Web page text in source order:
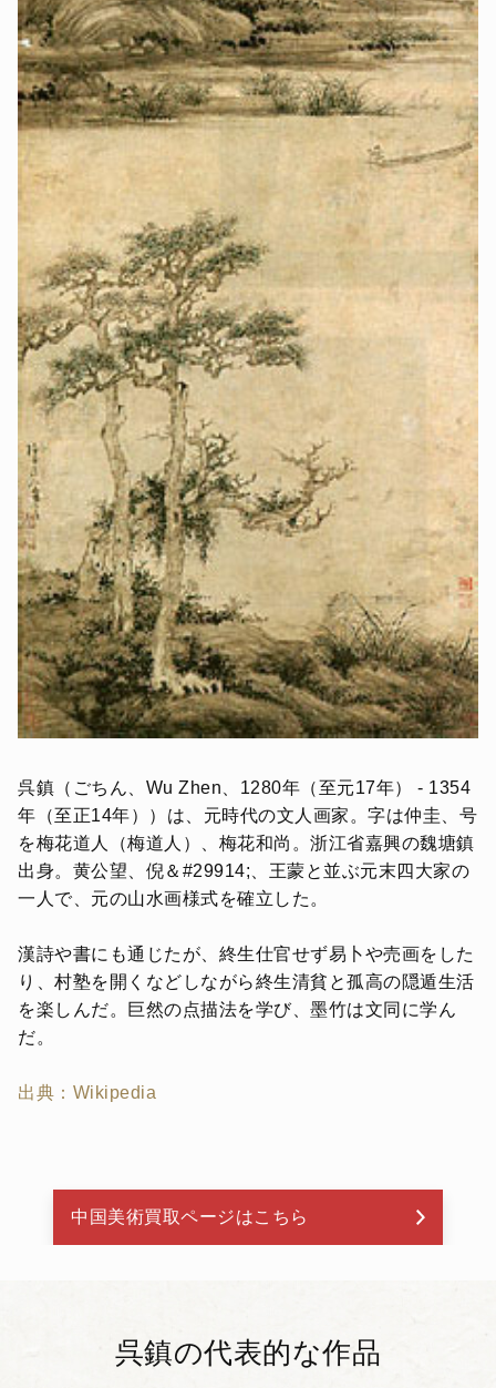
呉鎮（ごちん、Wu Zhen、1280年（至元17年） - 1354
年（至正14年））は、元時代の文人画家。字は仲圭、号
を梅花道人（梅道人）、梅花和尚。浙江省嘉興の魏塘鎮
出身。黄公望、倪＆#29914;、王蒙と並ぶ元末四大家の
一人で、元の山水画様式を確立した。
漢詩や書にも通じたが、終生仕官せず易卜や売画をした
り、村塾を開くなどしながら終生清貧と孤高の隠遁生活
を楽しんだ。巨然の点描法を学び、墨竹は文同に学ん
だ。
出典：Wikipedia
中国美術買取ページはこちら
呉鎮の代表的な作品